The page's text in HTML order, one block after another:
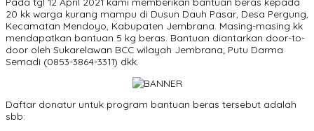
20 kk warga kurang mampu di Dusun Dauh Pasar, Desa Pergung,
Kecamatan Mendoyo, Kabupaten Jembrana. Masing-masing kk
mendapatkan bantuan 5 kg beras. Bantuan diantarkan door-to-
door oleh Sukarelawan BCC wilayah Jembrana; Putu Darma
Semadi (0853-3864-3311) dkk.
Daftar donatur untuk program bantuan beras tersebut adalah
sbb: